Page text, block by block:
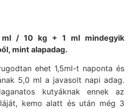
ml / 10 kg + 1 ml mindegyik
mint alapadag.
ehet 1,5ml-t naponta és
5,0 ml a javasolt napi adag.
kutyáknak ennek az
kemo alatt és után még 3